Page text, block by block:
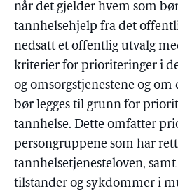
når det gjelder hvem som
tannhelsehjelp fra det
nedsatt et offentlig utvalg
kriterier for prioriteringer i
og omsorgstjenestene og om
bør legges til grunn for
tannhelse. Dette omfatter
persongruppene som har
tannhelsetjenesteloven,
tilstander og sykdommer i